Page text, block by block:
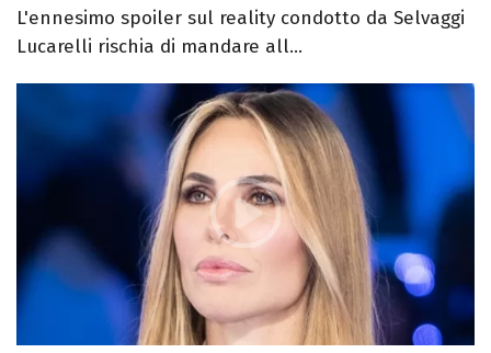
L'ennesimo spoiler sul reality condotto da Selvaggi
Lucarelli rischia di mandare all...